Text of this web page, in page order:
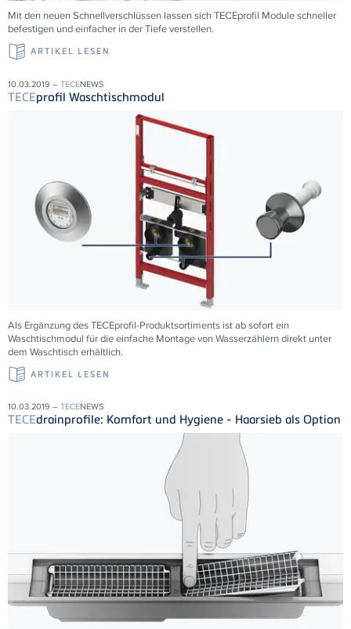
Mit den neuen Schnellverschlüssen lassen sich TECEprofil Module schneller
befestigen und einfacher in der Tiefe verstellen.
ARTIKEL LESEN
10.03.2019 – TECENEWS
TECEprofil Waschtischmodul
Als Ergänzung des TECEprofil-Produktsortiments ist ab sofort ein
Waschtischmodul für die einfache Montage von Wasserzählern direkt unter
dem Waschtisch erhältlich.
ARTIKEL LESEN
10.03.2019 – TECENEWS
TECEdrainprofile: Komfort und Hygiene - Haarsieb als Option